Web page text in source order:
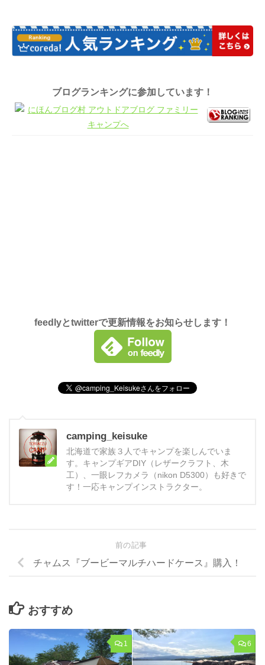
ブログランキングに参加しています！
feedlyとtwitterで更新情報をお知らせします！
camping_keisuke
北海道で家族３人でキャンプを楽しんでいま
す。キャンプギアDIY（レザークラフト、木
工）、一眼レフカメラ（nikon D5300）も好きで
す！一応キャンプインストラクター。
前の記事
チャムス『ブービーマルチハードケース』購入！
おすすめ
1 6